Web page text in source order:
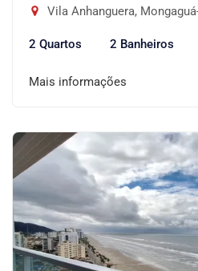
Vila Anhanguera,
2 Quartos 2 Banheiros
Mais informações